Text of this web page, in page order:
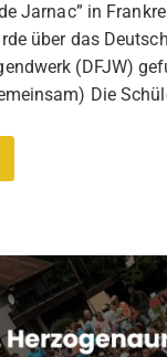
Jarnac” in
über das
(DFJW)
Die